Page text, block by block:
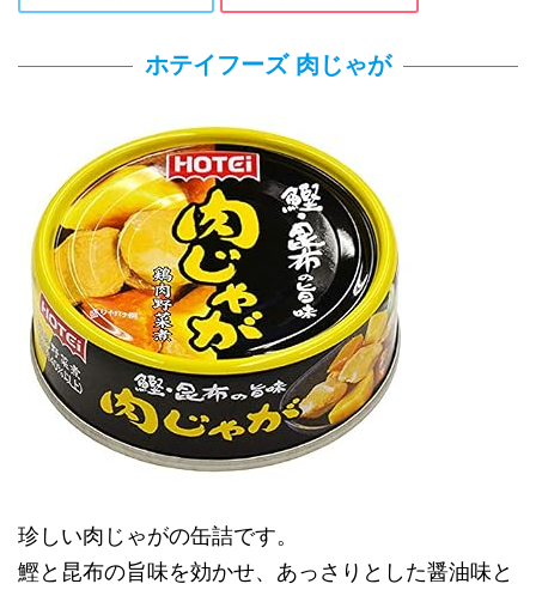
ホテイフーズ 肉じゃが
珍しい肉じゃがの缶詰です。
鰹と昆布の旨味を効かせ、あっさりとした醤油味と